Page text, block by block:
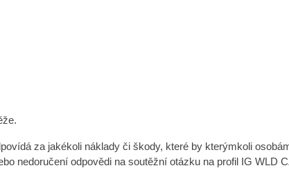
za jakékoli náklady či škody, které by kterýmkoli
nedoručení odpovědi na soutěžní otázku na profil IG WLD